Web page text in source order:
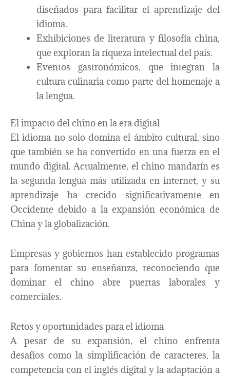
diseñados para facilitar el aprendizaje del
idioma.
Exhibiciones de literatura y filosofía china,
que exploran la riqueza intelectual del país.
Eventos gastronómicos, que integran la
cultura culinaria como parte del homenaje a
la lengua.
El impacto del chino en la era digital
El idioma no solo domina el ámbito cultural, sino
que también se ha convertido en una fuerza en el
mundo digital. Actualmente, el chino mandarín es
la segunda lengua más utilizada en internet, y su
aprendizaje ha crecido significativamente en
Occidente debido a la expansión económica de
China y la globalización.
Empresas y gobiernos han establecido programas
para fomentar su enseñanza, reconociendo que
dominar el chino abre puertas laborales y
comerciales.
Retos y oportunidades para el idioma
A pesar de su expansión, el chino enfrenta
desafíos como la simplificación de caracteres, la
competencia con el inglés digital y la adaptación a